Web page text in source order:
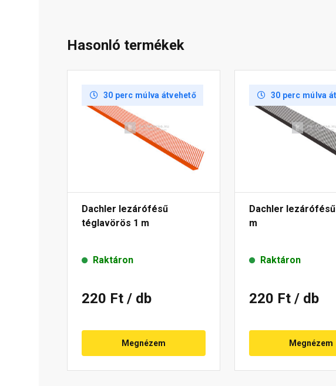
Hasonló termékek
30 perc múlva átvehető
Dachler lezárófésű
téglavörös 1 m
Raktáron
220 Ft / db
Megnézem
30 perc múlva
Dachler lezárófésű
m
Raktáron
220 Ft / db
Megnézem